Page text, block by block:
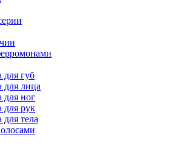
для губ
для лица
для ног
для рук
для тела